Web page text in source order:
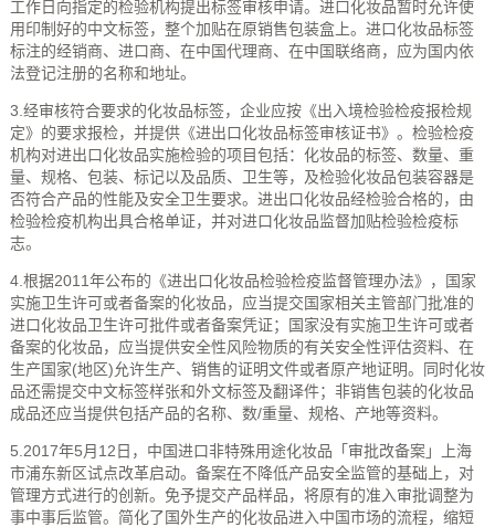
工作日向指定的检验机构提出标签审核申请。进口化妆品暂时允许使
用印制好的中文标签，整个加贴在原销售包装盒上。进口化妆品标签
标注的经销商、进口商、在中国代理商、在中国联络商，应为国内依
法登记注册的名称和地址。
3.经审核符合要求的化妆品标签，企业应按《出入境检验检疫报检规
定》的要求报检，并提供《进出口化妆品标签审核证书》。检验检疫
机构对进出口化妆品实施检验的项目包括：化妆品的标签、数量、重
量、规格、包装、标记以及品质、卫生等，及检验化妆品包装容器是
否符合产品的性能及安全卫生要求。进出口化妆品经检验合格的，由
检验检疫机构出具合格单证，并对进口化妆品监督加贴检验检疫标
志。
4.根据2011年公布的《进出口化妆品检验检疫监督管理办法》，国家
实施卫生许可或者备案的化妆品，应当提交国家相关主管部门批准的
进口化妆品卫生许可批件或者备案凭证；国家没有实施卫生许可或者
备案的化妆品，应当提供安全性风险物质的有关安全性评估资料、在
生产国家(地区)允许生产、销售的证明文件或者原产地证明。同时化妆
品还需提交中文标签样张和外文标签及翻译件；非销售包装的化妆品
成品还应当提供包括产品的名称、数/重量、规格、产地等资料。
5.2017年5月12日，中国进口非特殊用途化妆品「审批改备案」上海
市浦东新区试点改革启动。备案在不降低产品安全监管的基础上，对
管理方式进行的创新。免予提交产品样品，将原有的准入审批调整为
事中事后监管。简化了国外生产的化妆品进入中国市场的流程，缩短